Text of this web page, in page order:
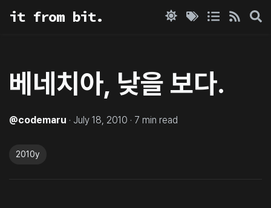
it from bit.
베네치아, 낮을 보다.
@codemaru · July 18, 2010 · 7 min read
2010y